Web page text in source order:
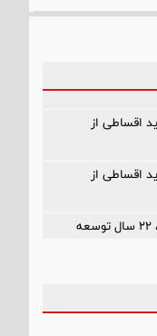
سنتی
اقساطی از
اقساطی از